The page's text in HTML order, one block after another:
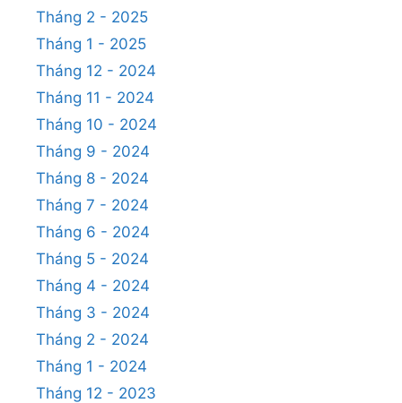
Tháng 2 - 2025
Tháng 1 - 2025
Tháng 12 - 2024
Tháng 11 - 2024
Tháng 10 - 2024
Tháng 9 - 2024
Tháng 8 - 2024
Tháng 7 - 2024
Tháng 6 - 2024
Tháng 5 - 2024
Tháng 4 - 2024
Tháng 3 - 2024
Tháng 2 - 2024
Tháng 1 - 2024
Tháng 12 - 2023